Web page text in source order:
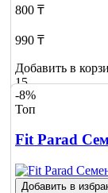
800 ₸
990 ₸
Добавить в
15
-8%
Топ
Fit Parad
Добавить в